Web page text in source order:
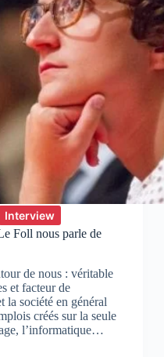
Interview
Foll nous parle de
de nous : véritable
et facteur de
la société en général
créés sur la seule
l’informatique…